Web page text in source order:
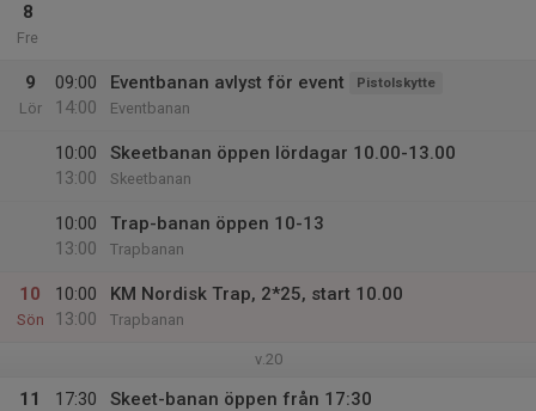
8
Fre
9
Lör
09:00
14:00
Eventbanan avlyst för event Pistolskytte
Eventbanan
10:00
13:00
Skeetbanan öppen lördagar 10.00-13.00
Skeetbanan
10:00
13:00
Trap-banan öppen 10-13
Trapbanan
10
Sön
10:00
13:00
KM Nordisk Trap, 2*25, start 10.00
Trapbanan
v.20
11
17:30
Skeet-banan öppen från 17:30